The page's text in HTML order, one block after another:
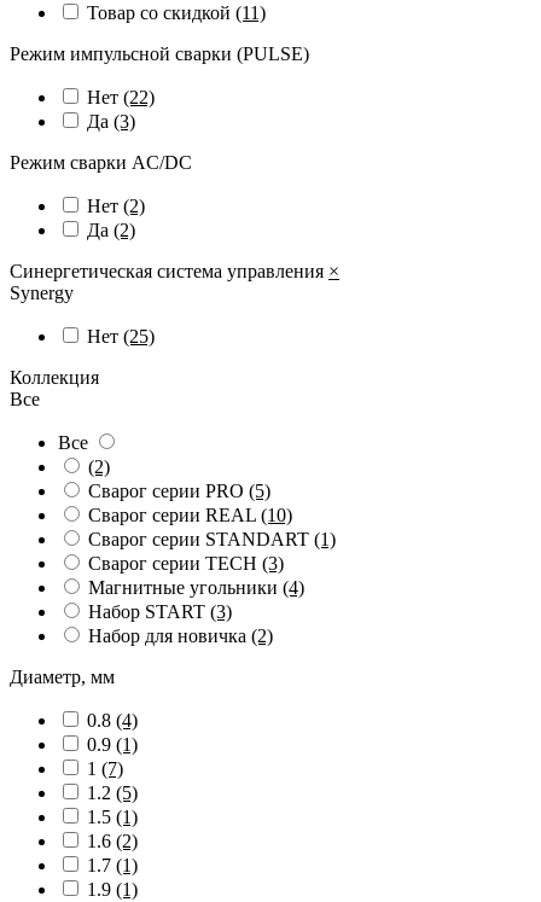
Товар со скидкой (11)
Режим импульсной сварки (PULSE)
Нет (22)
Да (3)
Режим сварки AC/DC
Нет (2)
Да (2)
Синергетическая система управления ×
Synergy
Нет (25)
Коллекция
Все
Все
(2)
Сварог серии PRO (5)
Сварог серии REAL (10)
Сварог серии STANDART (1)
Сварог серии TECH (3)
Магнитные угольники (4)
Набор START (3)
Набор для новичка (2)
Диаметр, мм
0.8 (4)
0.9 (1)
1 (7)
1.2 (5)
1.5 (1)
1.6 (2)
1.7 (1)
1.9 (1)